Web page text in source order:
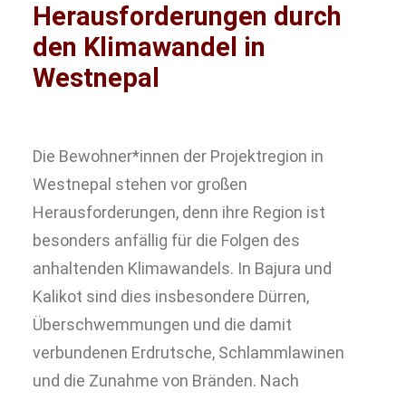
Herausforderungen durch
den Klimawandel in
Westnepal
Die Bewohner*innen der Projektregion in
Westnepal stehen vor großen
Herausforderungen, denn ihre Region ist
besonders anfällig für die Folgen des
anhaltenden Klimawandels. In Bajura und
Kalikot sind dies insbesondere Dürren,
Überschwemmungen und die damit
verbundenen Erdrutsche, Schlammlawinen
und die Zunahme von Bränden. Nach